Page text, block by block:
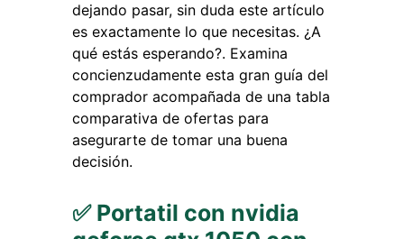
dejando pasar, sin duda este artículo
es exactamente lo que necesitas. ¿A
qué estás esperando?. Examina
concienzudamente esta gran guía del
comprador acompañada de una tabla
comparativa de ofertas para
asegurarte de tomar una buena
decisión.
✅ Portatil con nvidia